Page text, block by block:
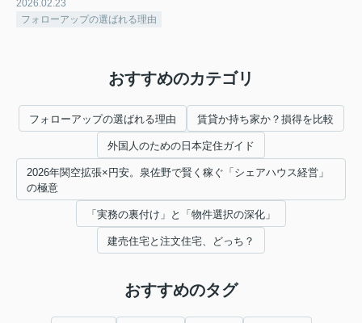
2026.02.23
フォローアップの選ばれる理由
おすすめのカテゴリ
フォローアップの選ばれる理由 賃貸か持ち家か？損得を比較
外国人のための日本定住ガイド
2026年関空拡張×円安。泉佐野で賢く稼ぐ「シェアハウス経営」
の極意
「実務の裏付け」と「物件選択の深化」
建売住宅と注文住宅、どっち？
おすすめのタグ